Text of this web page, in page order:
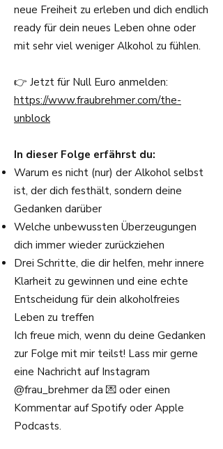
neue Freiheit zu erleben und dich endlich
ready für dein neues Leben ohne oder
mit sehr viel weniger Alkohol zu fühlen.
👉 Jetzt für Null Euro anmelden:
https://www.fraubrehmer.com/the-
unblock
In dieser Folge erfährst du:
Warum es nicht (nur) der Alkohol selbst
ist, der dich festhält, sondern deine
Gedanken darüber
Welche unbewussten Überzeugungen
dich immer wieder zurückziehen
Drei Schritte, die dir helfen, mehr innere
Klarheit zu gewinnen und eine echte
Entscheidung für dein alkoholfreies
Leben zu treffen
Ich freue mich, wenn du deine Gedanken
zur Folge mit mir teilst! Lass mir gerne
eine Nachricht auf Instagram
@frau_brehmer da 💌 oder einen
Kommentar auf Spotify oder Apple
Podcasts.